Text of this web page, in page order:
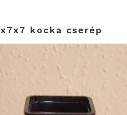
kocka cserép